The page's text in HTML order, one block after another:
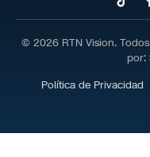
TikTok
© 2026 RTN Vision.
por:
Política de Privacidad